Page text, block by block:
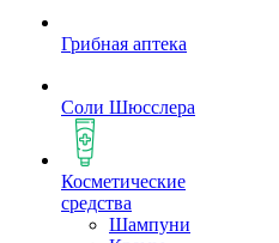
Грибная аптека
Соли Шюсслера
Косметические
средства
Шампуни